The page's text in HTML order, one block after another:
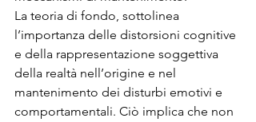
La teoria di fondo, sottolinea
l’importanza delle distorsioni cognitive
e della rappresentazione soggettiva
della realtà nell’origine e nel
mantenimento dei disturbi emotivi e
comportamentali. Ciò implica che non